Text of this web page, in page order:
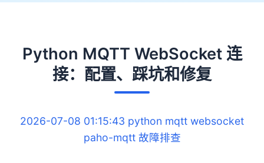
Python MQTT WebSocket 连
接：配置、踩坑和修复
2026-07-08 01:15:43 python mqtt websocket
paho-mqtt 故障排查